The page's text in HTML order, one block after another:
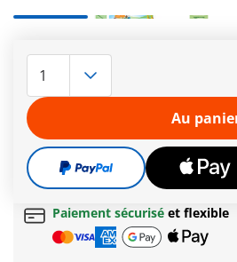
construit une arche et ici, il y a de la
animaux. Avec ce set, votre enfant
animaux, les nomme et les compte
Autres informations
Le délai normalde livraison 4
Cadeauincroyable offert dès
Livraison gratuite
pour toute
Paiement sécurisé et flexible
Au